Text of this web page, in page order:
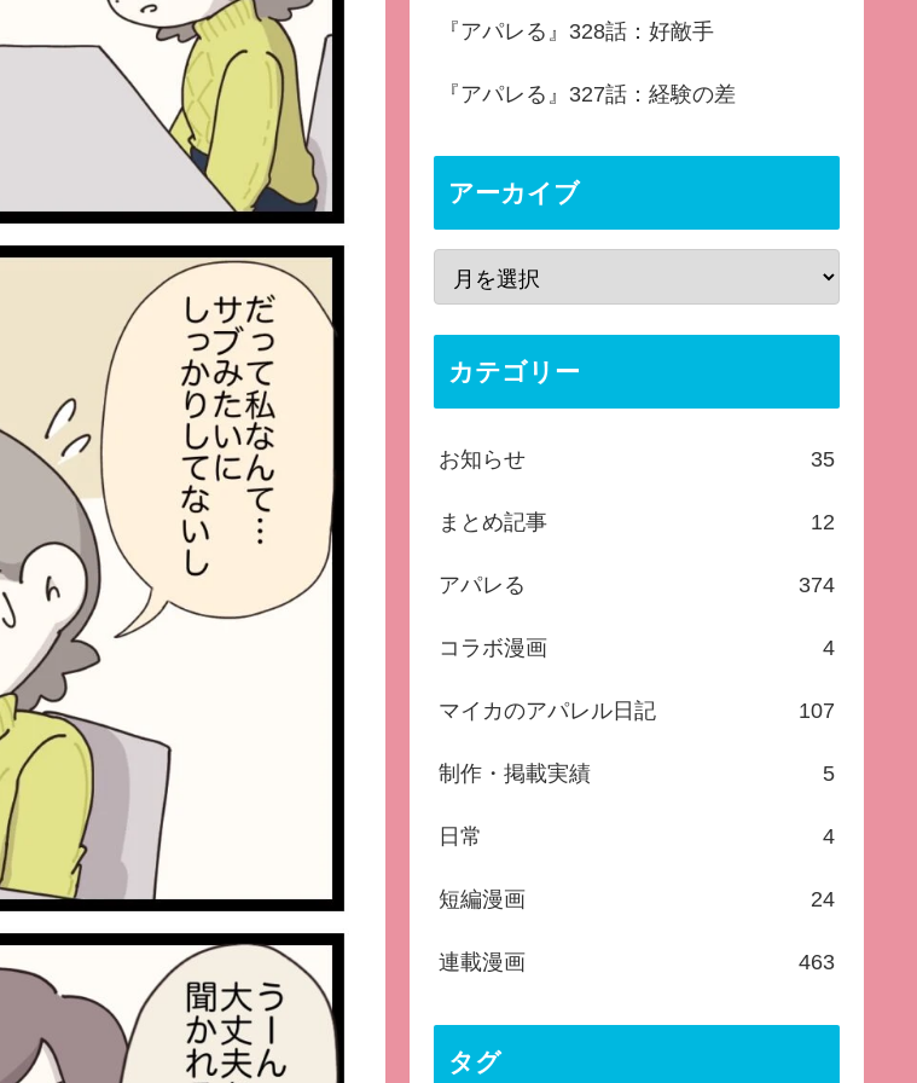
『アパレる』328話：好敵手
『アパレる』327話：経験の差
アーカイブ
カテゴリー
お知らせ 35
まとめ記事 12
アパレる 374
コラボ漫画 4
マイカのアパレル日記 107
制作・掲載実績 5
日常 4
短編漫画 24
連載漫画 463
タグ